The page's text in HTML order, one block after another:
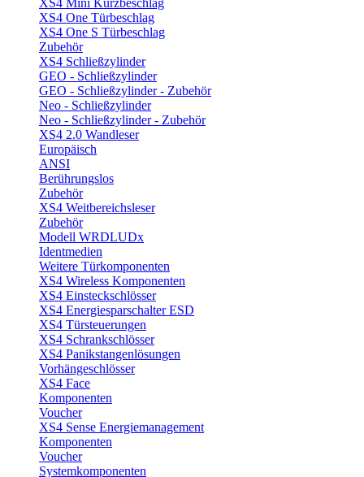
XS4 One Türbeschlag
XS4 One S Türbeschlag
Zubehör
XS4 Schließzylinder
GEO - Schließzylinder
GEO - Schließzylinder - Zubehör
Neo - Schließzylinder
Neo - Schließzylinder - Zubehör
XS4 2.0 Wandleser
Europäisch
ANSI
Berührungslos
Zubehör
XS4 Weitbereichsleser
Zubehör
Modell WRDLUDx
Identmedien
Weitere Türkomponenten
XS4 Wireless Komponenten
XS4 Einsteckschlösser
XS4 Energiesparschalter ESD
XS4 Türsteuerungen
XS4 Schrankschlösser
XS4 Panikstangenlösungen
Vorhängeschlösser
XS4 Face
Komponenten
Voucher
XS4 Sense Energiemanagement
Komponenten
Voucher
Systemkomponenten